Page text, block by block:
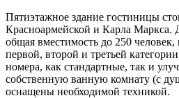
Пятиэтажное здание гостиницы
Красноармейской и Карла Маркса.
общая вместимость до 250
первой, второй и третьей
номера, как стандартные, так и
собственную ванную комнату (с
оснащены необходимой техникой.